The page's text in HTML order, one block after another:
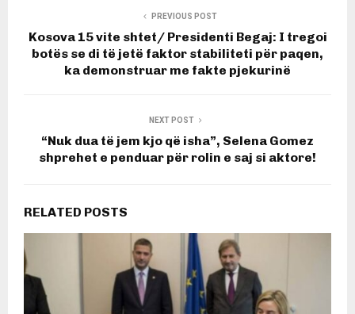
PREVIOUS POST
Kosova 15 vite shtet/ Presidenti Begaj: I tregoi
botës se di të jetë faktor stabiliteti për paqen,
ka demonstruar me fakte pjekurinë
NEXT POST
“Nuk dua të jem kjo që isha”, Selena Gomez
shprehet e penduar për rolin e saj si aktore!
RELATED POSTS